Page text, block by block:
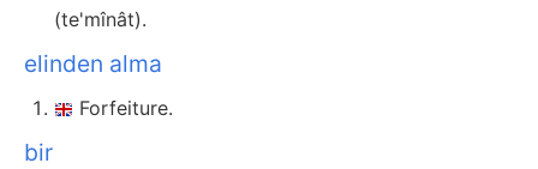
(te'mînât).
elinden alma
Forfeiture.
bir